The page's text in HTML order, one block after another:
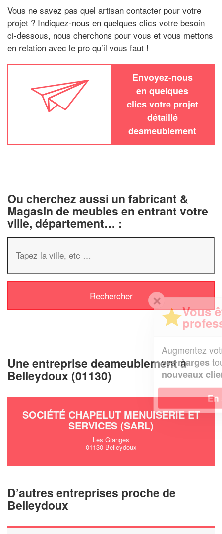
Vous ne savez pas quel artisan contacter pour votre
projet ? Indiquez-nous en quelques clics votre besoin
ci-dessous, nous cherchons pour vous et vous mettons
en relation avec le pro qu’il vous faut !
Envoyez-nous
en quelques
clics votre projet
détaillé
deameublement
Ou cherchez aussi un fabricant &
Magasin de meubles en entrant votre
ville, département… :
Une entreprise deameublement à
Belleydoux (01130)
SOCIÉTÉ CHAPELUT MENUISERIE ET
SERVICES (SARL)
Les Granges
01130 Belleydoux
D’autres entreprises proche de
Belleydoux
Vous êtes un
professionnel ?
chiffre d'affaireset
vosmargestout en gagnant de
nouveaux clients
En savoir plus